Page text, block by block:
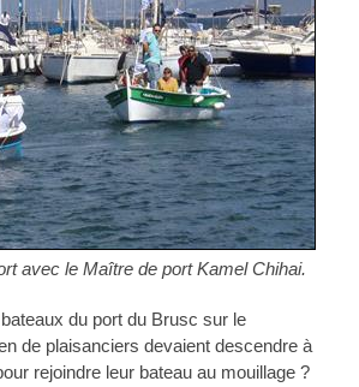
avec le Maître de port Kamel Chihai.
du port du Brusc sur le
de plaisanciers devaient descendre à
rejoindre leur bateau au mouillage ?